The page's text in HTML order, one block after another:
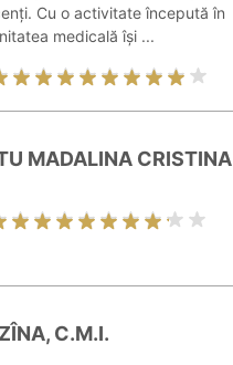
Cu o activitate începută în
medicală își ...
MADALINA CRISTINA
C.M.I.